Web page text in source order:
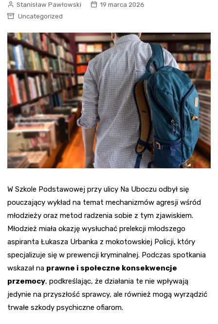
Stanisław Pawłowski
19 marca 2026
Uncategorized
W Szkole Podstawowej przy ulicy Na Uboczu odbył się
pouczający wykład na temat mechanizmów agresji wśród
młodzieży oraz metod radzenia sobie z tym zjawiskiem.
Młodzież miała okazję wysłuchać prelekcji młodszego
aspiranta Łukasza Urbanka z mokotowskiej Policji, który
specjalizuje się w prewencji kryminalnej. Podczas spotkania
wskazał na prawne i społeczne konsekwencje
przemocy, podkreślając, że działania te nie wpływają
jedynie na przyszłość sprawcy, ale również mogą wyrządzić
trwałe szkody psychiczne ofiarom.